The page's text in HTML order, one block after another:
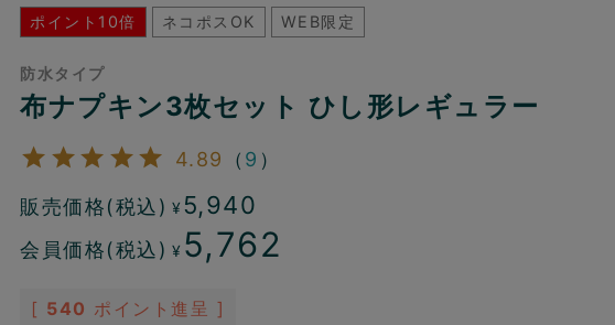
ポイント10倍 ネコポスOK WEB限定
防水タイプ
布ナプキン3枚セット ひし形レギュラー
4.89 （ 9 ）
販売価格(税込) ¥ 5,940
会員価格(税込) ¥ 5,762
[ 540 ポイント進呈 ]